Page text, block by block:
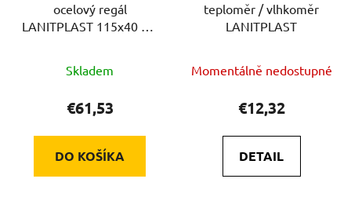
ocelový regál
LANITPLAST 115x40 cm
Skladem
€61,53
DO KOŠÍKA
teploměr / vlhkoměr
LANITPLAST
Momentálně nedostupné
€12,32
DETAIL